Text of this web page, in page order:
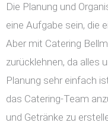
Die Planung und
eine Aufgabe sein, die
Aber mit Catering
zurücklehnen, da alles
Planung sehr einfach
das Catering-Team
und Getränke zu